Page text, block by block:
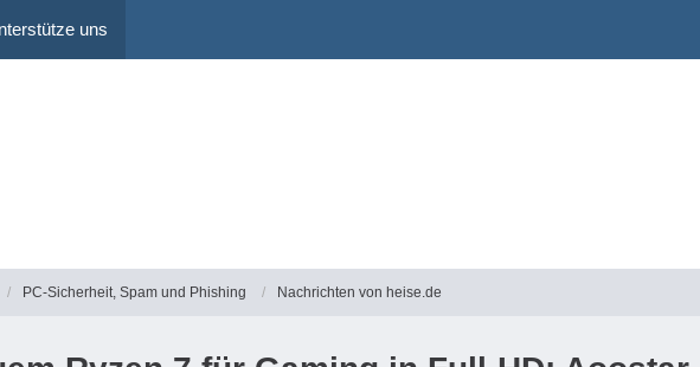
uns
PC-Sicherheit, Spam und Phishing Nachrichten von heise.de